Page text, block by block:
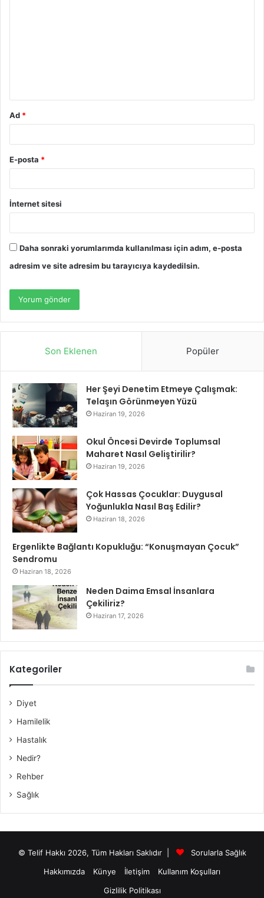
Ad *
E-posta *
İnternet sitesi
Daha sonraki yorumlarımda kullanılması için adım, e-posta
adresim ve site adresim bu tarayıcıya kaydedilsin.
Son Eklenen Popüler
Her Şeyi Denetim Etmeye Çalışmak:
Telaşın Görünmeyen Yüzü
Haziran 19, 2026
Okul Öncesi Devirde Toplumsal
Maharet Nasıl Geliştirilir?
Haziran 19, 2026
Çok Hassas Çocuklar: Duygusal
Yoğunlukla Nasıl Baş Edilir?
Haziran 18, 2026
Ergenlikte Bağlantı Kopukluğu: “Konuşmayan Çocuk”
Sendromu
Haziran 18, 2026
Neden Daima Emsal İnsanlara
Çekiliriz?
Haziran 17, 2026
Kategoriler
Diyet
Hamilelik
Hastalık
Nedir?
Rehber
Sağlık
© Telif Hakkı 2026, Tüm Hakları Saklıdır |
Sorularla Sağlık
Hakkımızda
Künye İletişim
Kullanım Koşulları
Gizlilik Politikası